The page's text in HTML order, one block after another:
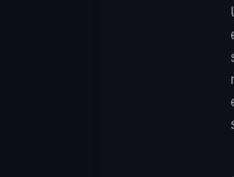
Como Escolher
Casos de Uso